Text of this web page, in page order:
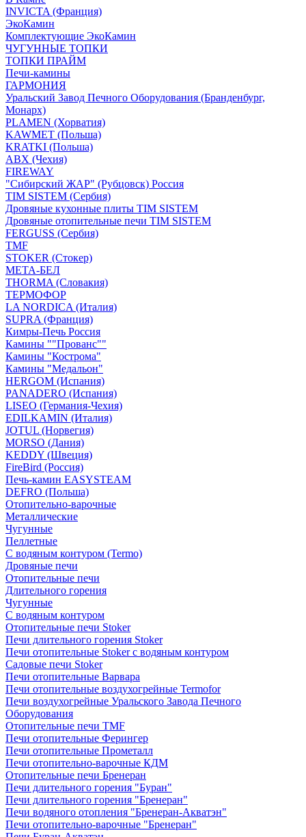
INVICTA (Франция)
ЭкоКамин
Комплектующие ЭкоКамин
ЧУГУННЫЕ ТОПКИ
ТОПКИ ПРАЙМ
Печи-камины
ГАРМОНИЯ
Уральский Завод Печного Оборудования (Бранденбург,
Монарх)
PLAMEN (Хорватия)
KAWMET (Польша)
KRATKI (Польша)
ABX (Чехия)
FIREWAY
"Сибирский ЖАР" (Рубцовск) Россия
TIM SISTEM (Сербия)
Дровяные кухонные плиты TIM SISTEM
Дровяные отопительные печи TIM SISTEM
FERGUSS (Сербия)
TMF
STOKER (Стокер)
МЕТА-БЕЛ
THORMA (Словакия)
ТЕРМОФОР
LA NORDICA (Италия)
SUPRA (Франция)
Кимры-Печь Россия
Камины ""Прованс""
Камины "Кострома"
Камины "Медальон"
HERGOM (Испания)
PANADERO (Испания)
LISEO (Германия-Чехия)
EDILKAMIN (Италия)
JOTUL (Норвегия)
MORSO (Дания)
KEDDY (Швеция)
FireBird (Россия)
Печь-камин EASYSTEAM
DEFRO (Польша)
Отопительно-варочные
Металлические
Чугунные
Пеллетные
С водяным контуром (Termo)
Дровяные печи
Отопительные печи
Длительного горения
Чугунные
C водяным контуром
Отопительные печи Stoker
Печи длительного горения Stoker
Печи отопительные Stoker с водяным контуром
Садовые печи Stoker
Печи отопительные Варвара
Печи отопительные воздухогрейные Termofor
Печи воздухогрейные Уральского Завода Печного
Оборудования
Отопительные печи TMF
Печи отопительные Ферингер
Печи отопительные Прометалл
Печи отопительно-варочные КДМ
Отопительные печи Бренеран
Печи длительного горения "Буран"
Печи длительного горения "Бренеран"
Печи водяного отопления "Бренеран-Акватэн"
Печи отопительно-варочные "Бренеран"